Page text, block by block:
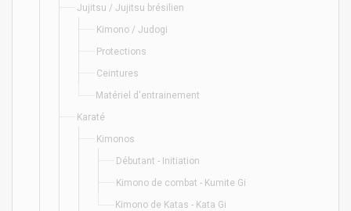
Jujitsu / Jujitsu brésilien
Kimono / Judogi
Protections
Ceintures
Matériel d'entrainement
Karaté
Kimonos
Débutant - Initiation
Kimono de combat - Kumite Gi
Kimono de Katas - Kata Gi